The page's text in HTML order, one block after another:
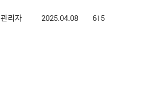
관리자 2025.04.08 615